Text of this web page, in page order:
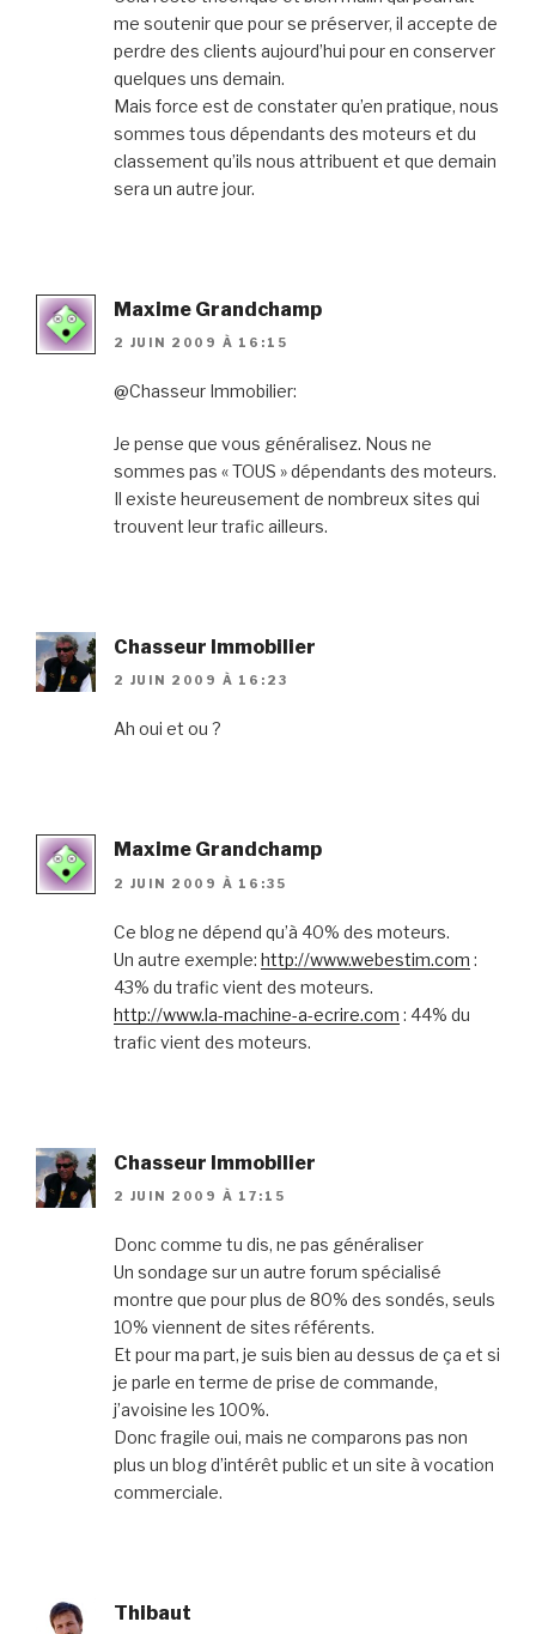
me soutenir que pour se préserver, il accepte de
perdre des clients aujourd’hui pour en conserver
quelques uns demain.
Mais force est de constater qu’en pratique, nous
sommes tous dépendants des moteurs et du
classement qu’ils nous attribuent et que demain
sera un autre jour.
Maxime Grandchamp
2 JUIN 2009 À 16:15
@Chasseur Immobilier:
Je pense que vous généralisez. Nous ne
sommes pas « TOUS » dépendants des moteurs.
Il existe heureusement de nombreux sites qui
trouvent leur trafic ailleurs.
Chasseur Immobilier
2 JUIN 2009 À 16:23
Ah oui et ou ?
Maxime Grandchamp
2 JUIN 2009 À 16:35
Ce blog ne dépend qu’à 40% des moteurs.
Un autre exemple: http://www.webestim.com :
43% du trafic vient des moteurs.
http://www.la-machine-a-ecrire.com : 44% du
trafic vient des moteurs.
Chasseur Immobilier
2 JUIN 2009 À 17:15
Donc comme tu dis, ne pas généraliser
Un sondage sur un autre forum spécialisé
montre que pour plus de 80% des sondés, seuls
10% viennent de sites référents.
Et pour ma part, je suis bien au dessus de ça et si
je parle en terme de prise de commande,
j’avoisine les 100%.
Donc fragile oui, mais ne comparons pas non
plus un blog d’intérêt public et un site à vocation
commerciale.
Thibaut